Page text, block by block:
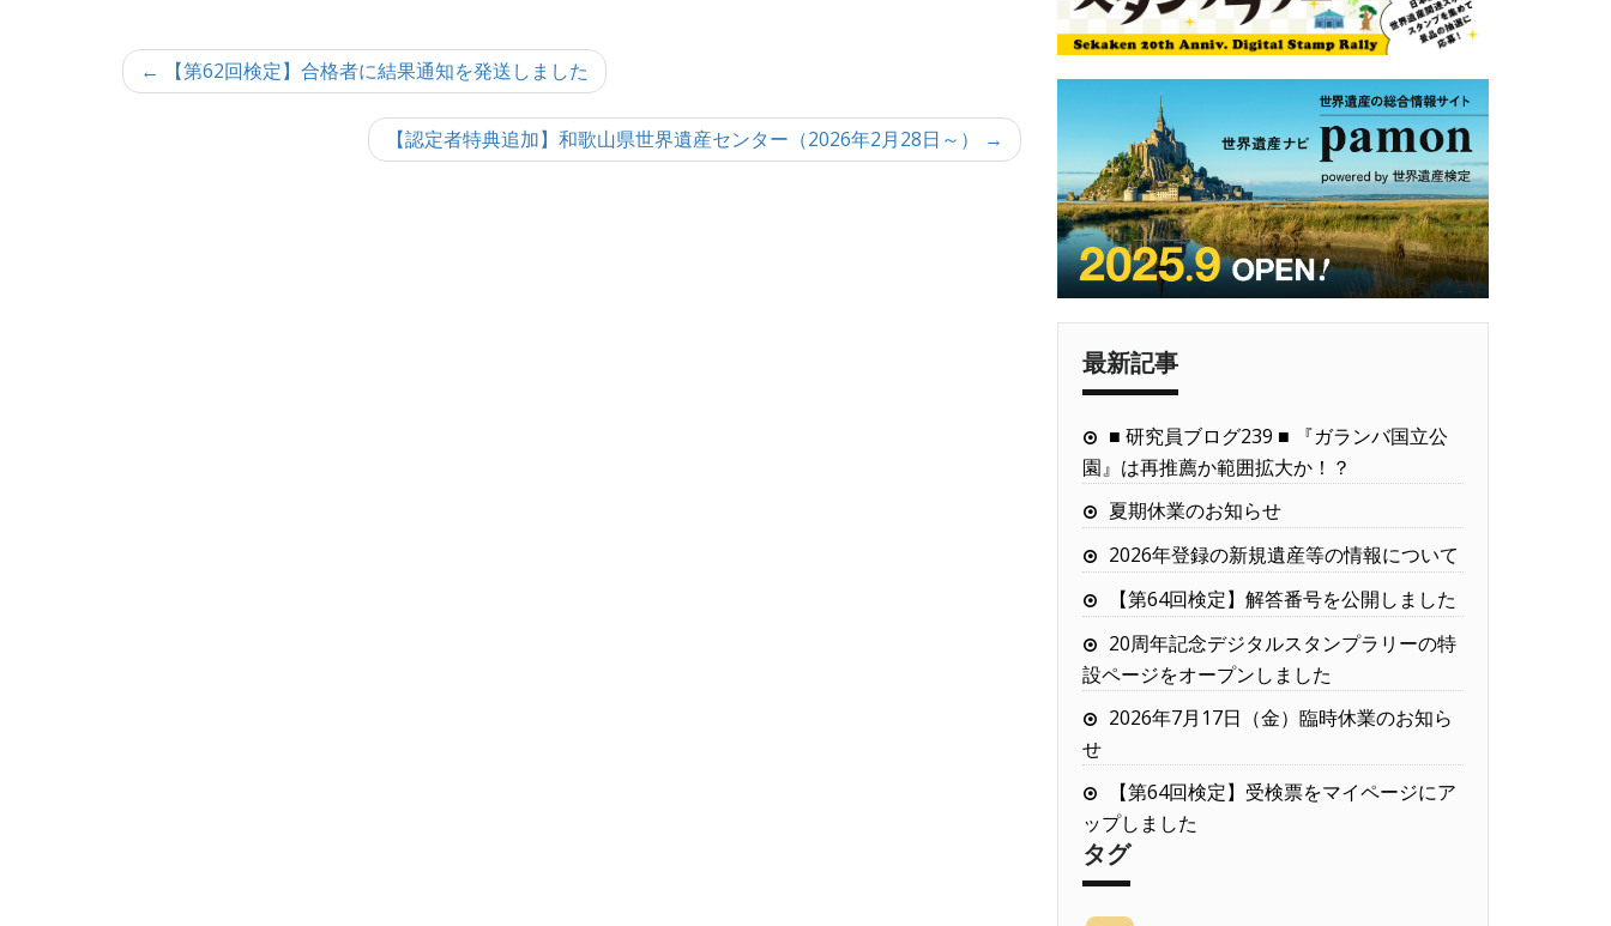
投
稿
← 【第62回検定】合格者に結果通知を発送しました
【認定者特典追加】和歌山県世界遺産センター（2026年2月28日～） →
最新記事
■ 研究員ブログ239 ■ 『ガランバ国立公
園』は再推薦か範囲拡大か！？
夏期休業のお知らせ
2026年登録の新規遺産等の情報について
【第64回検定】解答番号を公開しました
20周年記念デジタルスタンプラリーの特
設ページをオープンしました
2026年7月17日（金）臨時休業のお知ら
せ
【第64回検定】受検票をマイページにア
ップしました
タグ